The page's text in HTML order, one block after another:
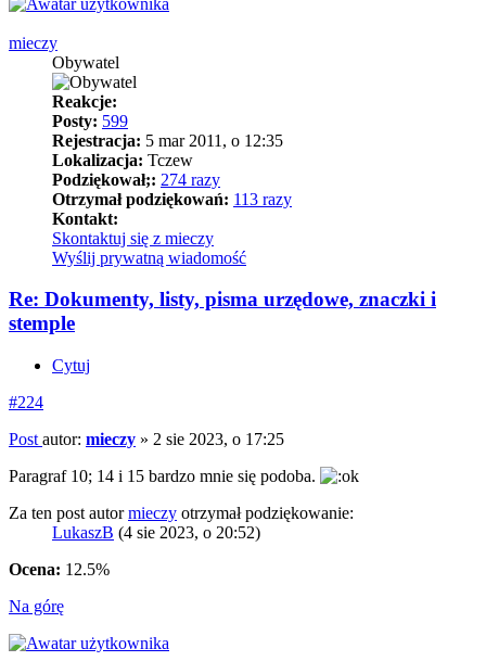
mieczy
Obywatel
Reakcje:
Posty: 599
Rejestracja: 5 mar 2011, o 12:35
Lokalizacja: Tczew
Podziękował;: 274 razy
Otrzymał podziękowań: 113 razy
Kontakt:
Skontaktuj się z mieczy
Wyślij prywatną wiadomość
Re: Dokumenty, listy, pisma urzędowe, znaczki i
stemple
Cytuj
#224
Post autor: mieczy » 2 sie 2023, o 17:25
Paragraf 10; 14 i 15 bardzo mnie się podoba.
Za ten post autormieczy otrzymał podziękowanie:
LukaszB (4 sie 2023, o 20:52)
Ocena: 12.5%
Na górę